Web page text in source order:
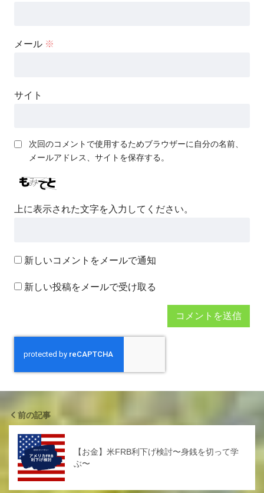
メール ※
サイト
次回のコメントで使用するためブラウザーに自分の名前、
メールアドレス、サイトを保存する。
上に表示された文字を入力してください。
新しいコメントをメールで通知
新しい投稿をメールで受け取る
前の記事
【お金】米FRB利下げ検討〜身銭を切って学
ぶ〜